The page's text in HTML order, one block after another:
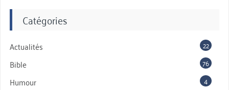
Catégories
Actualités 22
Bible 76
Humour 4